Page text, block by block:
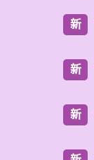
新
新
新